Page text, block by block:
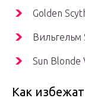
Golden
Вильгельм
Sun Blonde
Как